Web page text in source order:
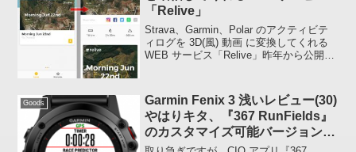
「Relive」
Strava、Garmin、Polar のアクティビテ
ィログを 3D(風) 動画 に変換してくれる
WEB サービス「Relive」昨年から公開さ
かず、まずは先月ユル練...
Goods
Garmin Fenix 3 浅いレビュー(30)
やはりキタ、『367 RunFields』
のカスタマイズ可能バージョン
『My Custom RunFields』